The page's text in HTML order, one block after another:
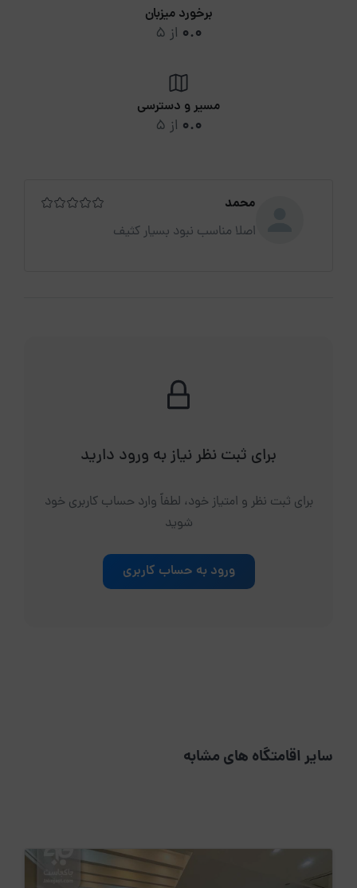
برخورد میزبان
0.0 از 5
مسیر و دسترسی
0.0 از 5
محمد
اصلا مناسب نبود بسیار کثیف
برای ثبت نظر نیاز به ورود دارید
برای ثبت نظر و امتیاز خود، لطفاً وارد حساب کاربری خود
شوید
ورود به حساب کاربری
سایر اقامتگاه های مشابه